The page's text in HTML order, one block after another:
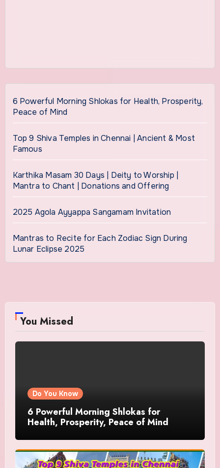
6 Powerful Morning Shlokas for Health, Prosperity,
Peace of Mind
Top 9 Shiva Temples in Chennai | Ancient & Most
Famous
Karthika Masam 30 Days | Deity to Worship |
Mantra to Chant | Donations and Offering
2025 Agola Ayyappa Sangamam Invitation
Mantras to Recite for Each Zodiac Sign During
Lunar Eclipse 2025
You Missed
Do You Know
6 Powerful Morning Shlokas for
Health, Prosperity, Peace of Mind